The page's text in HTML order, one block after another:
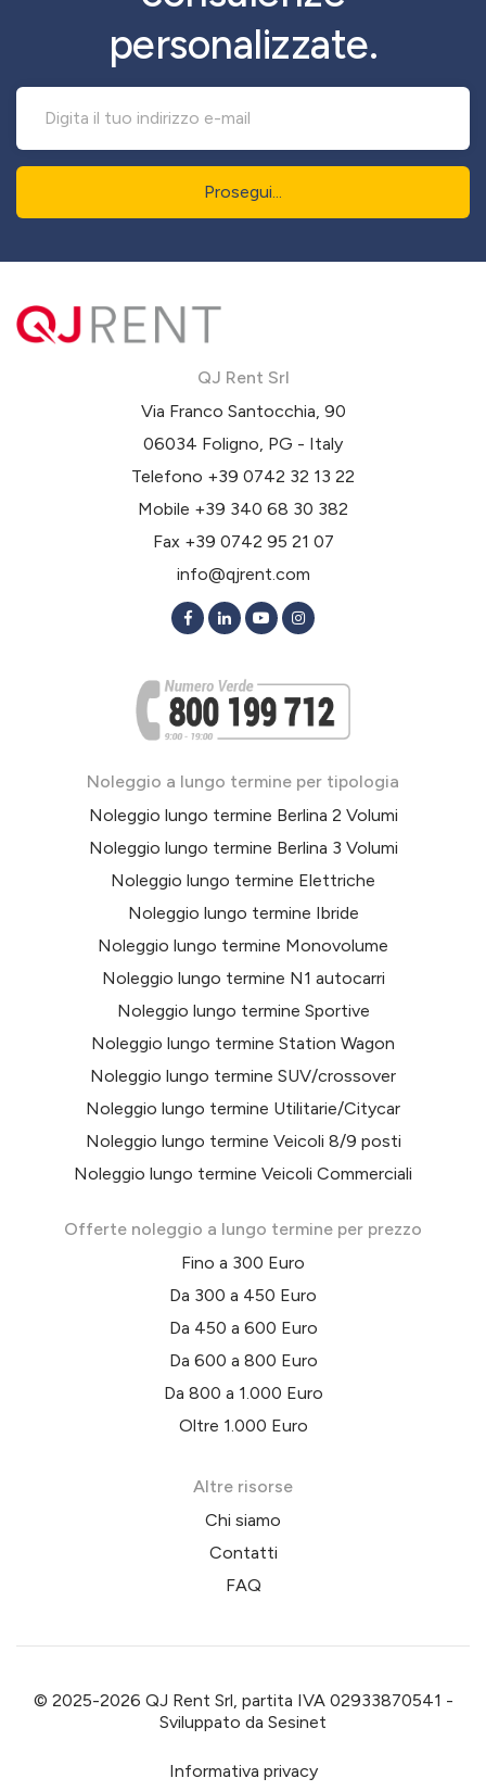
personalizzate.
Prosegui...
QJ Rent Srl
Via Franco Santocchia, 90
06034 Foligno, PG - Italy
Telefono +39 0742 32 13 22
Mobile +39 340 68 30 382
Fax +39 0742 95 21 07
info@qjrent.com
Noleggio a lungo termine per tipologia
Noleggio lungo termine Berlina 2 Volumi
Noleggio lungo termine Berlina 3 Volumi
Noleggio lungo termine Elettriche
Noleggio lungo termine Ibride
Noleggio lungo termine Monovolume
Noleggio lungo termine N1 autocarri
Noleggio lungo termine Sportive
Noleggio lungo termine Station Wagon
Noleggio lungo termine SUV/crossover
Noleggio lungo termine Utilitarie/Citycar
Noleggio lungo termine Veicoli 8/9 posti
Noleggio lungo termine Veicoli Commerciali
Offerte noleggio a lungo termine per prezzo
Fino a 300 Euro
Da 300 a 450 Euro
Da 450 a 600 Euro
Da 600 a 800 Euro
Da 800 a 1.000 Euro
Oltre 1.000 Euro
Altre risorse
Chi siamo
Contatti
FAQ
© 2025-2026 QJ Rent Srl, partita IVA 02933870541 -
Sviluppato da Sesinet
Informativa privacy